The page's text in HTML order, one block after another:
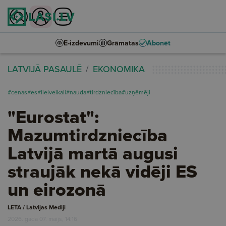
E-izdevumi Grāmatas Abonēt
LATVIJĀ PASAULĒ EKONOMIKA
#cenas#es#lielveikali#nauda#tirdzniecība#uzņēmēji
"Eurostat":
Mazumtirdzniecība
Latvijā martā augusi
straujāk nekā vidēji ES
un eirozonā
LETA / Latvijas Mediji
2026. gada 07. maijs, 14:16